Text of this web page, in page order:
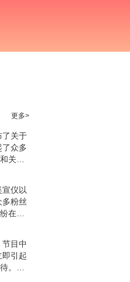
更多>
了关于
众多
关
她的
仪以
粉丝
在社
。她
目中
即引起
。照